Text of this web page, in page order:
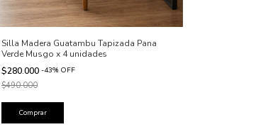
Silla Madera Guatambu Tapizada Pana
Verde Musgo x 4 unidades
$280.000 -43% OFF
$490.000